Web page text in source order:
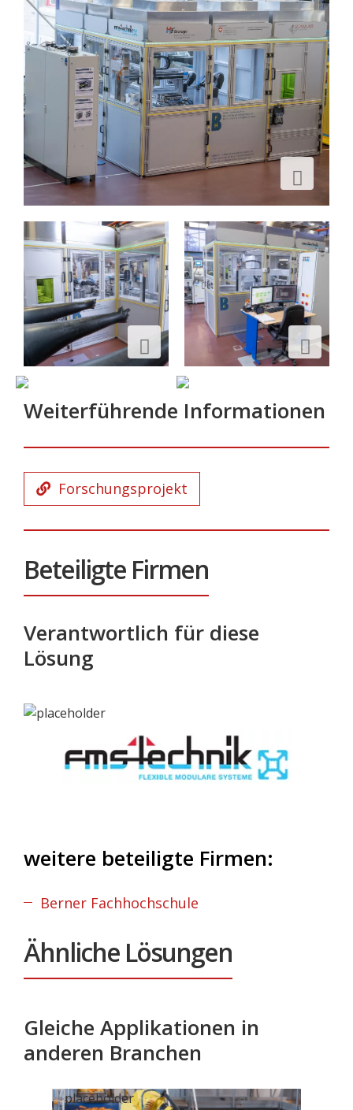
Weiterführende Informationen
Forschungsprojekt
Beteiligte Firmen
Verantwortlich für diese
Lösung
weitere beteiligte Firmen:
Berner Fachhochschule
Ähnliche Lösungen
Gleiche Applikationen in
anderen Branchen